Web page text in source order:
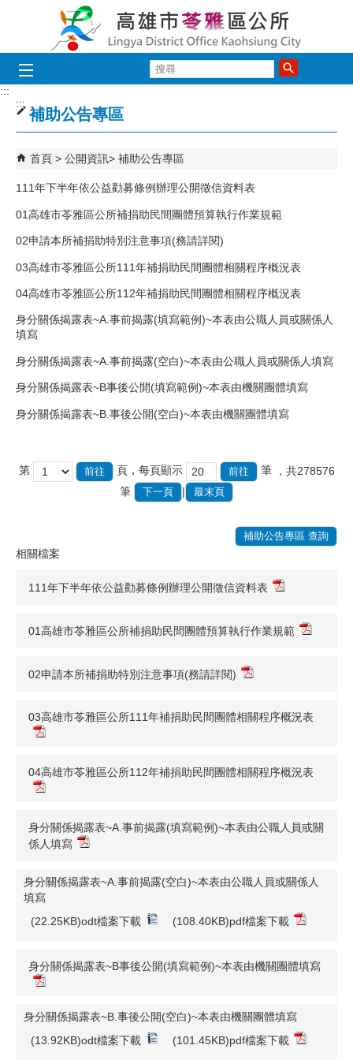
跳到主要內容區塊
尋
:::
:::
補助公告專區
首頁 公開資訊 補助公告專區
111年下半年依公益勸募條例辦理公開徵信資料表
01高雄市苓雅區公所補捐助民間團體預算執行作業規範
02申請本所補捐助特別注意事項(務請詳閱)
03高雄市苓雅區公所111年補捐助民間團體相關程序概況表
04高雄市苓雅區公所112年補捐助民間團體相關程序概況表
身分關係揭露表~A.事前揭露(填寫範例)~本表由公職人員或關係人
填寫
身分關係揭露表~A.事前揭露(空白)~本表由公職人員或關係人填寫
身分關係揭露表~B事後公開(填寫範例)~本表由機關團體填寫
身分關係揭露表~B.事後公開(空白)~本表由機關團體填寫
第 頁，每頁顯示 筆
，共278576
筆
下一頁 | 最末頁
補助公告專區 查詢
相關檔案
111年下半年依公益勸募條例辦理公開徵信資料表
01高雄市苓雅區公所補捐助民間團體預算執行作業規範
02申請本所補捐助特別注意事項(務請詳閱)
03高雄市苓雅區公所111年補捐助民間團體相關程序概況表
04高雄市苓雅區公所112年補捐助民間團體相關程序概況表
身分關係揭露表~A.事前揭露(填寫範例)~本表由公職人員或關
係人填寫
身分關係揭露表~A.事前揭露(空白)~本表由公職人員或關係人
填寫
(22.25KB)odt檔案下載
(108.40KB)pdf檔案下載
身分關係揭露表~B事後公開(填寫範例)~本表由機關團體填寫
身分關係揭露表~B.事後公開(空白)~本表由機關團體填寫
(13.92KB)odt檔案下載
(101.45KB)pdf檔案下載